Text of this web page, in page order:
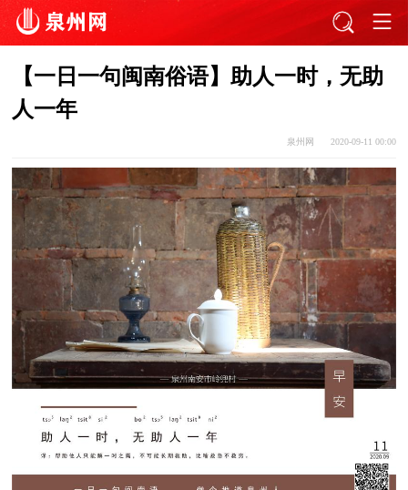
【一日一句闽南俗语】助人一时，无助
人一年
泉州网 2020-09-11 00:00